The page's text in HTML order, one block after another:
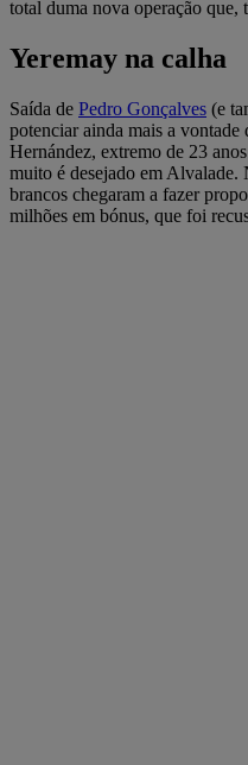
total duma nova operação que,
Yeremay na calha
Saída de Pedro Gonçalves (e
potenciar ainda mais a vontade
Hernández, extremo de 23
muito é desejado em Alvalade.
brancos chegaram a fazer
milhões em bónus, que foi